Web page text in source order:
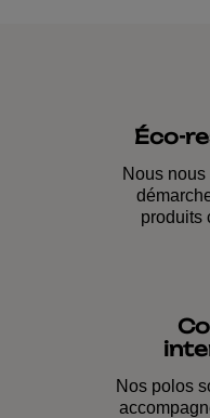
Éco-
Nous
produits
Nos polos